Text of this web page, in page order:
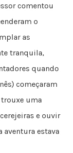
comentou
o
as
tranquila,
quando
começaram
trouxe uma
e ouvir
aventura estava